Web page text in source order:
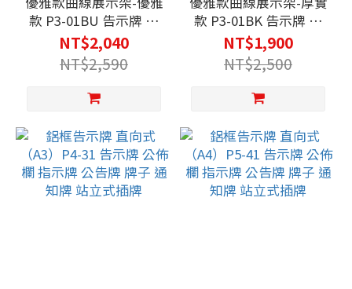
款 P3-01BU 告示牌 公
佈欄 指示牌 公告牌 牌
子 通知牌 站立式插牌
菜單架
NT$2,040
NT$2,590
款 P3-01BK 告示牌 公
佈欄 指示牌 公告牌 牌
子 通知牌 站立式插牌
菜單架
NT$1,900
NT$2,500